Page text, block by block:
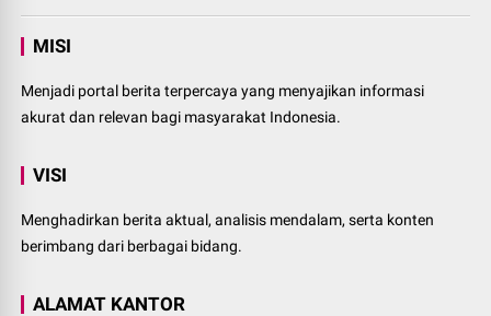
MISI
Menjadi portal berita terpercaya yang menyajikan informasi
akurat dan relevan bagi masyarakat Indonesia.
VISI
Menghadirkan berita aktual, analisis mendalam, serta konten
berimbang dari berbagai bidang.
ALAMAT KANTOR